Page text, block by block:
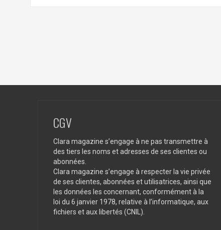
CGV
Clara magazine s’engage à ne pas transmettre à
des tiers les noms et adresses de ses clientes ou
abonnées.
Clara magazine s’engage à respecter la vie privée
de ses clientes, abonnées et utilisatrices, ainsi que
les données les concernant, conformément à la
loi du 6 janvier 1978, relative à l’informatique, aux
fichiers et aux libertés (CNIL).